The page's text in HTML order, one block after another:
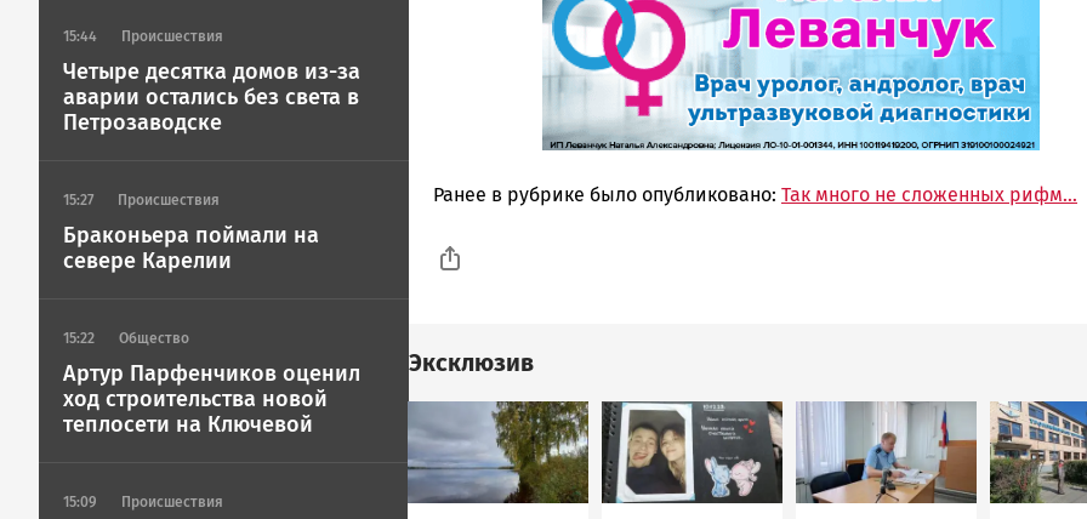
15:44 Происшествия
Четыре десятка домов из-за
аварии остались без света в
Петрозаводске
15:27 Происшествия
Браконьера поймали на
севере Карелии
15:22 Общество
Артур Парфенчиков оценил
ход строительства новой
теплосети на Ключевой
15:09 Происшествия
Ранее в рубрике было опубликовано: Так много не сложенных рифм…
Эксклюзив
Image Image